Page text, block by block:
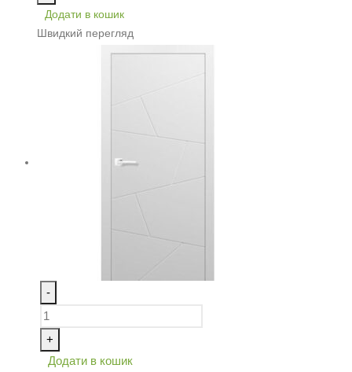
Додати в кошик
Швидкий перегляд
-
+
Додати в кошик